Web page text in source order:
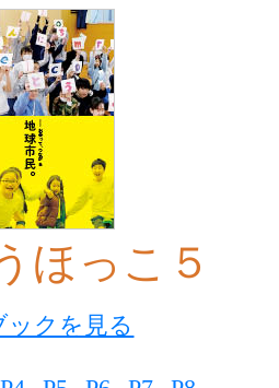
ほっこ５
ックを見る